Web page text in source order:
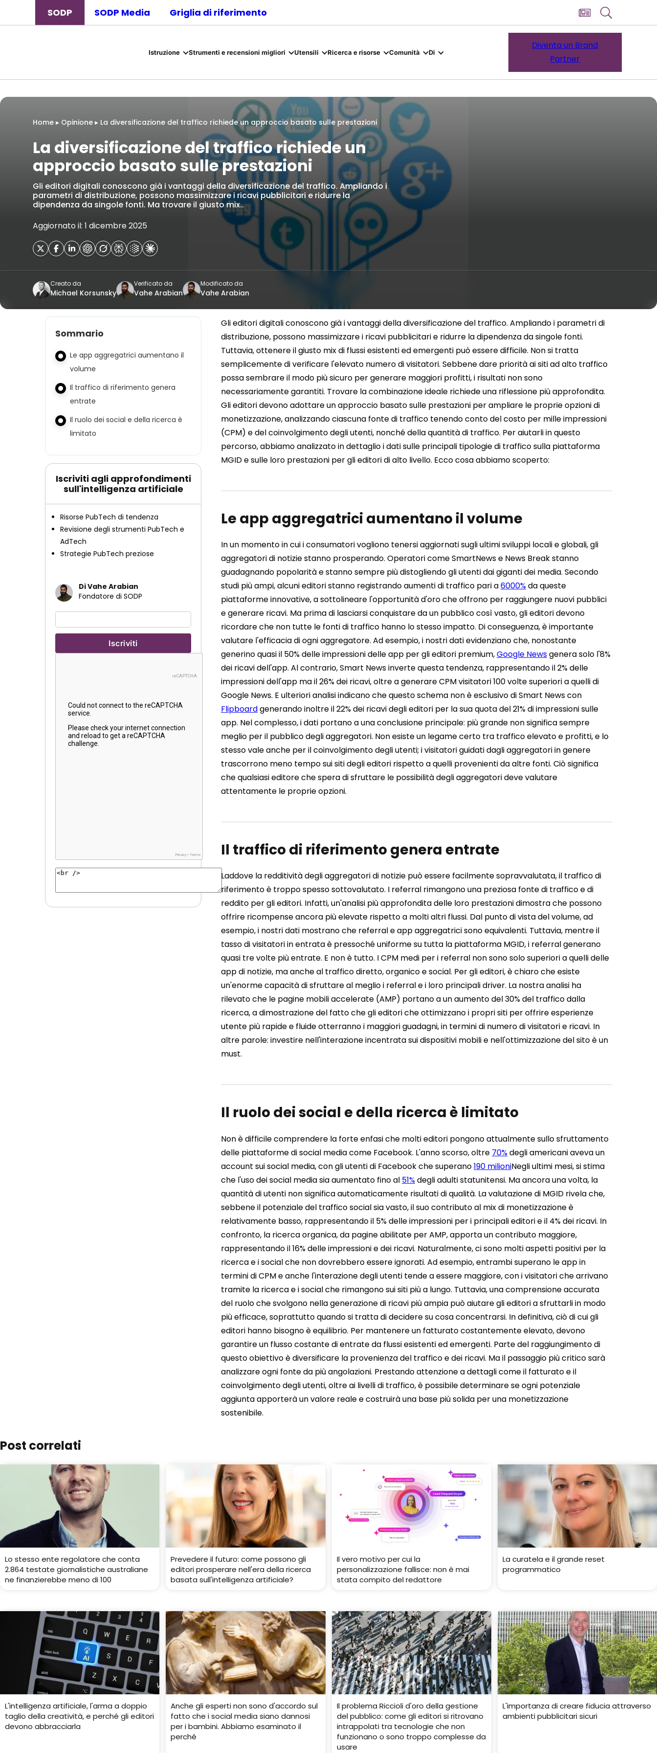
SODP SODP Media Griglia di riferimento
Istruzione Strumenti e recensioni migliori Utensili Ricerca e risorse Comunità Di
Diventa un Brand
Partner
Home ▸ Opinione ▸ La diversificazione del traffico richiede un approccio basato sulle prestazioni
La diversificazione del traffico richiede un
approccio basato sulle prestazioni
Gli editori digitali conoscono già i vantaggi della diversificazione del traffico. Ampliando i
parametri di distribuzione, possono massimizzare i ricavi pubblicitari e ridurre la
dipendenza da singole fonti. Ma trovare il giusto mix..
Aggiornato il: 1 dicembre 2025
Creato da
Michael Korsunsky
Verificato da
Vahe Arabian
Modificato da
Vahe Arabian
Sommario
Le app aggregatrici aumentano il
volume
Il traffico di riferimento genera
entrate
Il ruolo dei social e della ricerca è
limitato
Iscriviti agli approfondimenti
sull'intelligenza artificiale
Risorse PubTech di tendenza
Revisione degli strumenti PubTech e
AdTech
Strategie PubTech preziose
Di Vahe Arabian
Fondatore di SODP
Gli editori digitali conoscono già i vantaggi della diversificazione del traffico. Ampliando i parametri di
distribuzione, possono massimizzare i ricavi pubblicitari e ridurre la dipendenza da singole fonti.
Tuttavia, ottenere il giusto mix di flussi esistenti ed emergenti può essere difficile. Non si tratta
semplicemente di verificare l'elevato numero di visitatori. Sebbene dare priorità ai siti ad alto traffico
possa sembrare il modo più sicuro per generare maggiori profitti, i risultati non sono
necessariamente garantiti. Trovare la combinazione ideale richiede una riflessione più approfondita.
Gli editori devono adottare un approccio basato sulle prestazioni per ampliare le proprie opzioni di
monetizzazione, analizzando ciascuna fonte di traffico tenendo conto del costo per mille impressioni
(CPM) e del coinvolgimento degli utenti, nonché della quantità di traffico. Per aiutarli in questo
percorso, abbiamo analizzato in dettaglio i dati sulle principali tipologie di traffico sulla piattaforma
MGID e sulle loro prestazioni per gli editori di alto livello. Ecco cosa abbiamo scoperto:
Le app aggregatrici aumentano il volume
In un momento in cui i consumatori vogliono tenersi aggiornati sugli ultimi sviluppi locali e globali, gli
aggregatori di notizie stanno prosperando. Operatori come SmartNews e News Break stanno
guadagnando popolarità e stanno sempre più distogliendo gli utenti dai giganti dei media. Secondo
studi più ampi, alcuni editori stanno registrando aumenti di traffico pari a6000%da queste
piattaforme innovative, a sottolineare l'opportunità d'oro che offrono per raggiungere nuovi pubblici
e generare ricavi. Ma prima di lasciarsi conquistare da un pubblico così vasto, gli editori devono
ricordare che non tutte le fonti di traffico hanno lo stesso impatto. Di conseguenza, è importante
valutare l'efficacia di ogni aggregatore. Ad esempio, i nostri dati evidenziano che, nonostante
generino quasi il 50% delle impressioni delle app per gli editori premium,Google Newsgenera solo l'8%
dei ricavi dell'app. Al contrario, Smart News inverte questa tendenza, rappresentando il 2% delle
impressioni dell'app ma il 26% dei ricavi, oltre a generare CPM visitatori 100 volte superiori a quelli di
Google News. E ulteriori analisi indicano che questo schema non è esclusivo di Smart News con
Flipboardgenerando inoltre il 22% dei ricavi degli editori per la sua quota del 21% di impressioni sulle
app. Nel complesso, i dati portano a una conclusione principale: più grande non significa sempre
meglio per il pubblico degli aggregatori. Non esiste un legame certo tra traffico elevato e profitti, e lo
stesso vale anche per il coinvolgimento degli utenti; i visitatori guidati dagli aggregatori in genere
trascorrono meno tempo sui siti degli editori rispetto a quelli provenienti da altre fonti. Ciò significa
che qualsiasi editore che spera di sfruttare le possibilità degli aggregatori deve valutare
attentamente le proprie opzioni.
Il traffico di riferimento genera entrate
Laddove la redditività degli aggregatori di notizie può essere facilmente sopravvalutata, il traffico di
riferimento è troppo spesso sottovalutato. I referral rimangono una preziosa fonte di traffico e di
reddito per gli editori. Infatti, un'analisi più approfondita delle loro prestazioni dimostra che possono
offrire ricompense ancora più elevate rispetto a molti altri flussi. Dal punto di vista del volume, ad
esempio, i nostri dati mostrano che referral e app aggregatrici sono equivalenti. Tuttavia, mentre il
tasso di visitatori in entrata è pressoché uniforme su tutta la piattaforma MGID, i referral generano
quasi tre volte più entrate. E non è tutto. I CPM medi per i referral non sono solo superiori a quelli delle
app di notizie, ma anche al traffico diretto, organico e social. Per gli editori, è chiaro che esiste
un'enorme capacità di sfruttare al meglio i referral e i loro principali driver. La nostra analisi ha
rilevato che le pagine mobili accelerate (AMP) portano a un aumento del 30% del traffico dalla
ricerca, a dimostrazione del fatto che gli editori che ottimizzano i propri siti per offrire esperienze
utente più rapide e fluide otterranno i maggiori guadagni, in termini di numero di visitatori e ricavi. In
altre parole: investire nell'interazione incentrata sui dispositivi mobili e nell'ottimizzazione del sito è un
must.
Il ruolo dei social e della ricerca è limitato
Non è difficile comprendere la forte enfasi che molti editori pongono attualmente sullo sfruttamento
delle piattaforme di social media come Facebook. L'anno scorso, oltre 70%degli americani aveva un
account sui social media, con gli utenti di Facebook che superano190 milioniNegli ultimi mesi, si stima
che l'uso dei social media sia aumentato fino al 51%degli adulti statunitensi. Ma ancora una volta, la
quantità di utenti non significa automaticamente risultati di qualità. La valutazione di MGID rivela che,
sebbene il potenziale del traffico social sia vasto, il suo contributo al mix di monetizzazione è
relativamente basso, rappresentando il 5% delle impressioni per i principali editori e il 4% dei ricavi. In
confronto, la ricerca organica, da pagine abilitate per AMP, apporta un contributo maggiore,
rappresentando il 16% delle impressioni e dei ricavi. Naturalmente, ci sono molti aspetti positivi per la
ricerca e i social che non dovrebbero essere ignorati. Ad esempio, entrambi superano le app in
termini di CPM e anche l'interazione degli utenti tende a essere maggiore, con i visitatori che arrivano
tramite la ricerca e i social che rimangono sui siti più a lungo. Tuttavia, una comprensione accurata
del ruolo che svolgono nella generazione di ricavi più ampia può aiutare gli editori a sfruttarli in modo
più efficace, soprattutto quando si tratta di decidere su cosa concentrarsi. In definitiva, ciò di cui gli
editori hanno bisogno è equilibrio. Per mantenere un fatturato costantemente elevato, devono
garantire un flusso costante di entrate da flussi esistenti ed emergenti. Parte del raggiungimento di
questo obiettivo è diversificare la provenienza del traffico e dei ricavi. Ma il passaggio più critico sarà
analizzare ogni fonte da più angolazioni. Prestando attenzione a dettagli come il fatturato e il
coinvolgimento degli utenti, oltre ai livelli di traffico, è possibile determinare se ogni potenziale
aggiunta apporterà un valore reale e costruirà una base più solida per una monetizzazione
sostenibile.
Post correlati
Lo stesso ente regolatore che conta
2.864 testate giornalistiche australiane
ne finanzierebbe meno di 100
Prevedere il futuro: come possono gli
editori prosperare nell'era della ricerca
basata sull'intelligenza artificiale?
Il vero motivo per cui la
personalizzazione fallisce: non è mai
stata compito del redattore
La curatela e il grande reset
programmatico
L'intelligenza artificiale, l'arma a doppio
taglio della creatività, e perché gli editori
devono abbracciarla
Anche gli esperti non sono d'accordo sul
fatto che i social media siano dannosi
per i bambini. Abbiamo esaminato il
perché
Il problema Riccioli d'oro della gestione
del pubblico: come gli editori si ritrovano
intrappolati tra tecnologie che non
funzionano o sono troppo complesse da
usare
L'importanza di creare fiducia attraverso
ambienti pubblicitari sicuri